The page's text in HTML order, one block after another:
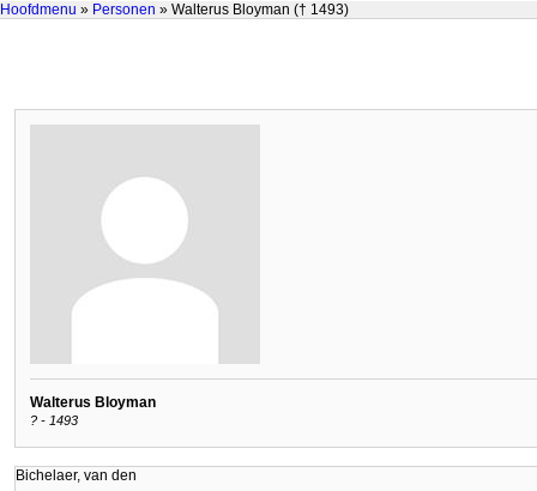
Hoofdmenu » Personen » Walterus Bloyman († 1493)
Walterus Bloyman
? - 1493
Bichelaer, van den